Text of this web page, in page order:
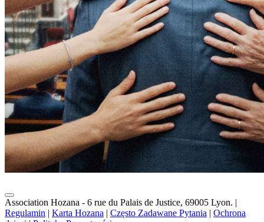
Association Hozana - 6 rue du Palais de Justice, 69005 Lyon. |
Regulamin | Karta Hozana | Często Zadawane Pytania | Ochrona